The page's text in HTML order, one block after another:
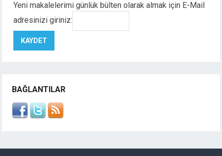
Yeni makalelerimi günlük bülten olarak almak için E-Mail
adresinizi giriniz:
BAĞLANTILAR